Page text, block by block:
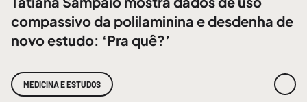
compassivo da polilaminina e desdenha de
novo estudo: ‘Pra quê?’
MEDICINA E ESTUDOS